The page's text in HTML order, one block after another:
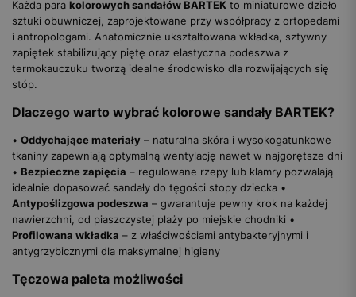
Każda para kolorowych sandałów BARTEK to miniaturowe dzieło
sztuki obuwniczej, zaprojektowane przy współpracy z ortopedami
i antropologami. Anatomicznie ukształtowana wkładka, sztywny
zapiętek stabilizujący piętę oraz elastyczna podeszwa z
termokauczuku tworzą idealne środowisko dla rozwijających się
stóp.
Dlaczego warto wybrać kolorowe sandały BARTEK?
• Oddychające materiały – naturalna skóra i wysokogatunkowe
tkaniny zapewniają optymalną wentylację nawet w najgorętsze dni
• Bezpieczne zapięcia – regulowane rzepy lub klamry pozwalają
idealnie dopasować sandały do tęgości stopy dziecka •
Antypoślizgowa podeszwa – gwarantuje pewny krok na każdej
nawierzchni, od piaszczystej plaży po miejskie chodniki •
Profilowana wkładka – z właściwościami antybakteryjnymi i
antygrzybicznymi dla maksymalnej higieny
Tęczowa paleta możliwości